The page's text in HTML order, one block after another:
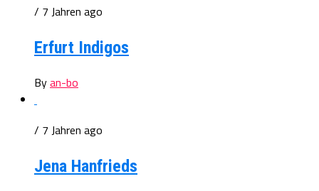
/ 7 Jahren ago
Erfurt Indigos
Byan-bo
/ 7 Jahren ago
Jena Hanfrieds